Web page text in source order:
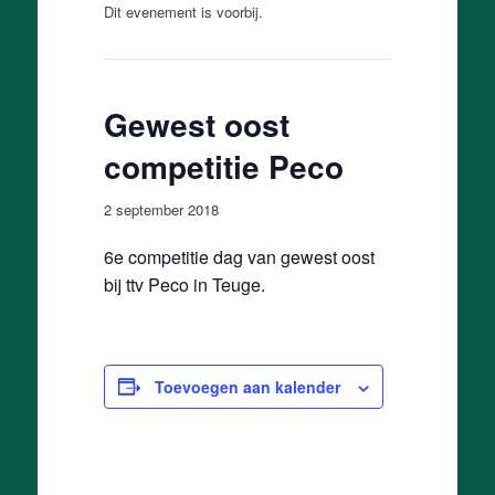
Dit evenement is voorbij.
Gewest oost
competitie Peco
2 september 2018
6e competitie dag van gewest oost
bij ttv Peco in Teuge.
Toevoegen aan kalender